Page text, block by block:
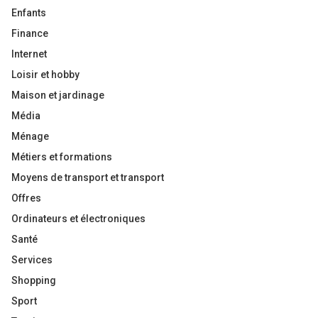
Enfants
Finance
Internet
Loisir et hobby
Maison et jardinage
Média
Ménage
Métiers et formations
Moyens de transport et transport
Offres
Ordinateurs et électroniques
Santé
Services
Shopping
Sport